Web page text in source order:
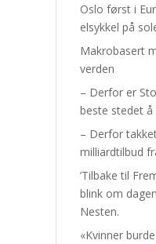
Oslo først i
elsykkel på
Makrobasert
verden
– Derfor er
beste stedet å
– Derfor
milliardtilbud
’Tilbake til
blink om
Nesten.
«Kvinner